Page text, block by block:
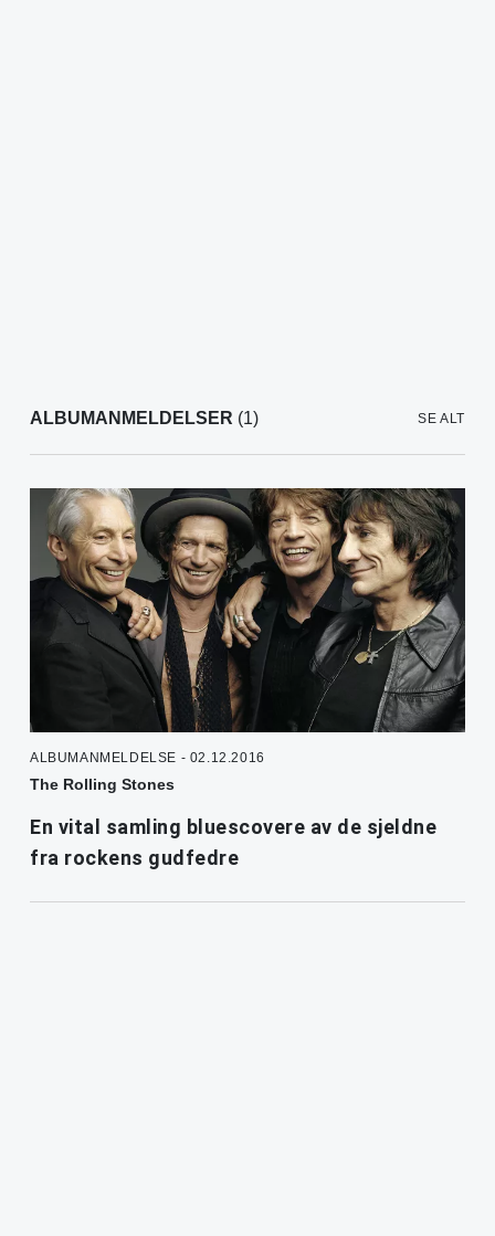
ALBUMANMELDELSER (1) SE ALT
ALBUMANMELDELSE - 02.12.2016
The Rolling Stones
En vital samling bluescovere av de sjeldne
fra rockens gudfedre